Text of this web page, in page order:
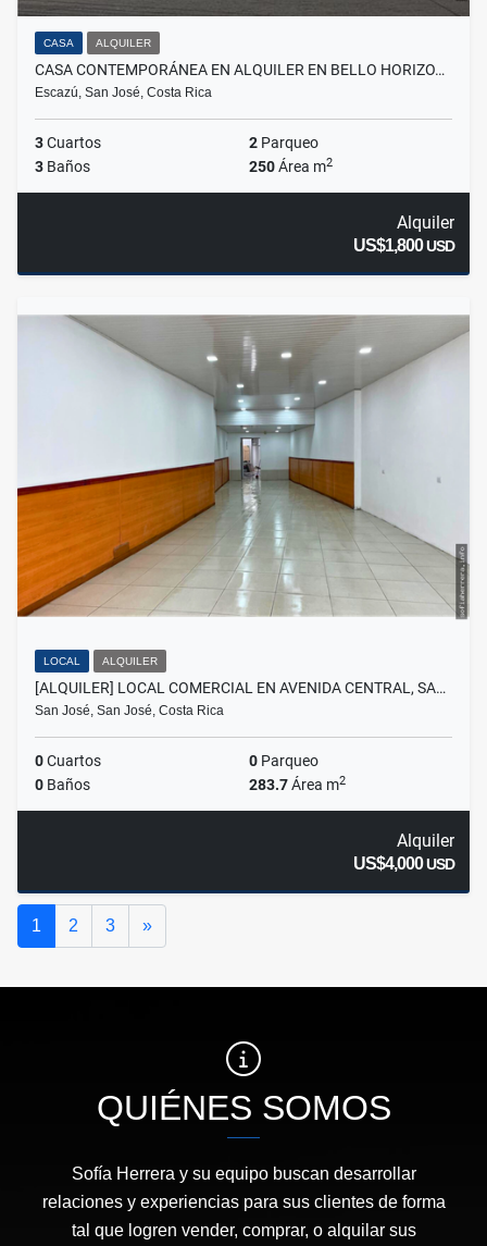
CASA ALQUILER
CASA CONTEMPORÁNEA EN ALQUILER EN BELLO HORIZO…
Escazú, San José, Costa Rica
3Cuartos 2 Parqueo
3 Baños 250Área m2
Alquiler
US$1,800USD
LOCAL ALQUILER
[ALQUILER] LOCAL COMERCIAL EN AVENIDA CENTRAL, SA…
San José, San José, Costa Rica
0Cuartos 0 Parqueo
0 Baños 283.7Área m2
Alquiler
US$4,000USD
1 2 3 »Siguiente
QUIÉNES SOMOS
Sofía Herrera y su equipo buscan desarrollar
relaciones y experiencias para sus clientes de forma
tal que logren vender, comprar, o alquilar sus